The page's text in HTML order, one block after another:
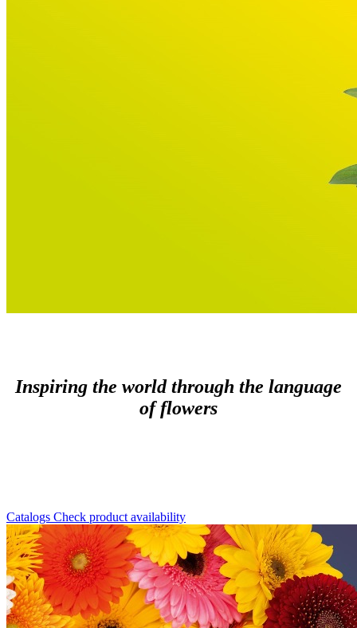
Inspiring the world through the language
of flowers
Catalogs Check product availability